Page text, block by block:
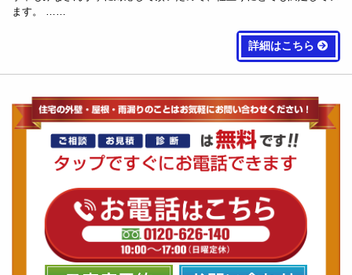
ます。 ……
詳細はこちら